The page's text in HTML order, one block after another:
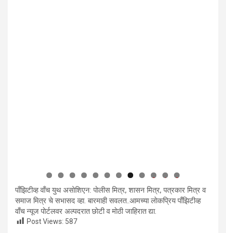
0 1
2
पाँझिटीव्ह वाँच युथ असाेशिएन: पाेलीस मित्र, शासन मित्र, पत्रकार मित्र व
समाज मित्र चे सभासद व्हा. बारमाही सवलत..आमच्या लाेकप्रिय पाँझिटीव्ह
वाँच न्यूज पाेर्टलवर अल्पदरात छाेटी व माेठी जाहिरात द्या.
Post Views: 587